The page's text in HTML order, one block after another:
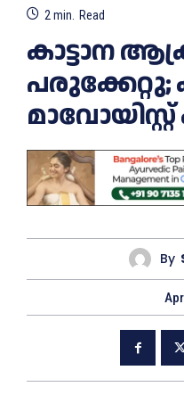
2 min. Read
കാട്ടാന
മാവോയിസ്റ്റ്
By